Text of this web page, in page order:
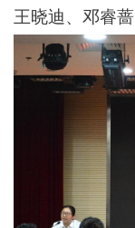
王晓迪、 邓睿蔷